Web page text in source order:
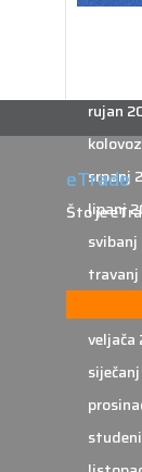
rujan
srpanj
lipanj
veljača
eTrade
Što je